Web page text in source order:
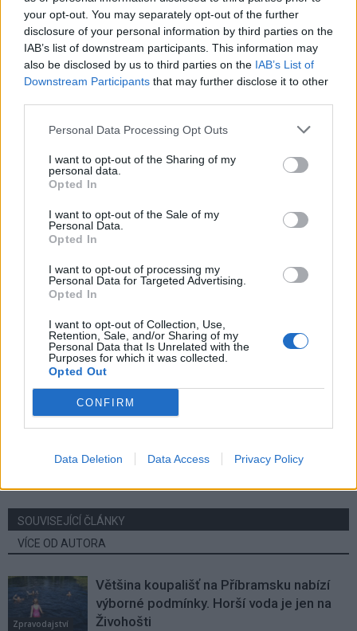
your opt-out. You may separately opt-out of the further
disclosure of your personal information by third parties on the
IAB’s list of downstream participants. This information may
also be disclosed by us to third parties on the IAB’s List of
Downstream Participants that may further disclose it to other
Personal Data Processing Opt Outs
I want to opt-out of the Sharing of my
personal data.
Opted In
I want to opt-out of the Sale of my
Personal Data.
Opted In
I want to opt-out of processing my
Personal Data for Targeted Advertising.
Opted In
I want to opt-out of Collection, Use,
Retention, Sale, and/or Sharing of my
Personal Data that Is Unrelated with the
Purposes for which it was collected.
Opted Out
CONFIRM
Data Deletion Data Access Privacy Policy
Příští zasedání zastupitelstva proběhne v pondělí 2. prosince,
kde se očekává další rozvoj jednání a finální ustavení vedení
kontrolního výboru.
Komentáře
hejtmanka Jindřiška Romba Petra Pecková
radní
Středočeský kraj
Václav Švenda
Předchozí článek
Provoz areálu Nový rybník
během světelného parku:
návštěvníky
Horou je podzimní nálada
SOUVISEJÍCÍ ČLÁNKY
VÍCE OD AUTORA
Zpravodajství
Většina koupališť na Příbramsku nabízí
výborné podmínky. Horší voda je jen na
Živohošti